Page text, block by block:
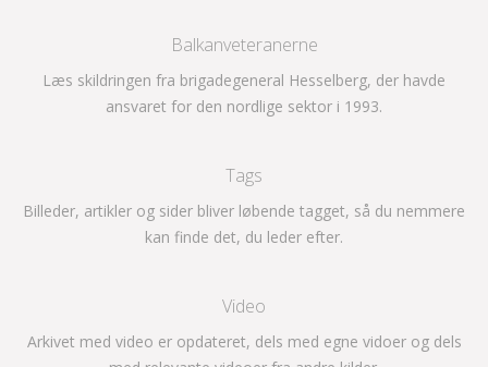
Balkanveteranerne
Læs skildringen fra brigadegeneral Hesselberg, der havde
ansvaret for den nordlige sektor i 1993.
Tags
Billeder, artikler og sider bliver løbende tagget, så du nemmere
kan finde det, du leder efter.
Video
Arkivet med video er opdateret, dels med egne vidoer og dels